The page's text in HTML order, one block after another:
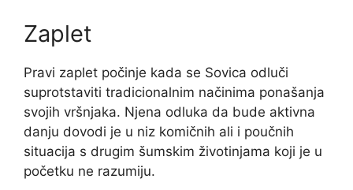
Zaplet
Pravi zaplet počinje kada se Sovica odluči
suprotstaviti tradicionalnim načinima ponašanja
svojih vršnjaka. Njena odluka da bude aktivna
danju dovodi je u niz komičnih ali i poučnih
situacija s drugim šumskim životinjama koji je u
početku ne razumiju.